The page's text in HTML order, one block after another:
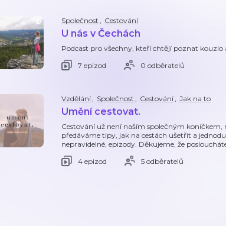
Společnost , Cestování
U nás v Čechách
Podcast pro všechny, kteří chtějí poznat kouzlo
7 epizod
0 odběratelů
Vzdělání, Společnost , Cestování, Jak na to
Umění cestovat.
Cestování už není naším společným
předáváme tipy, jak na cestách ušetřit a
nepravidelné, epizody. Děkujeme, že
4 epizod
5 odběratelů